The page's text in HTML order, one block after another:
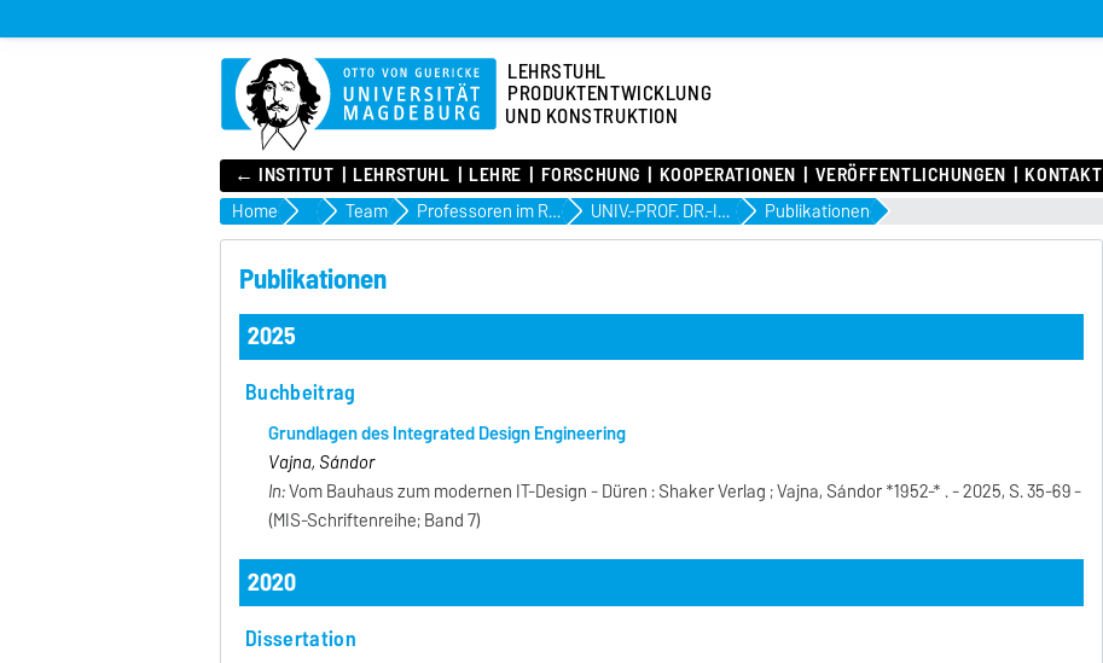
LEHRSTUHL
PRODUKTENTWICKLUNG
UND KONSTRUKTION
← INSTITUT LEHRSTUHL LEHRE FORSCHUNG KOOPERATIONEN VERÖFFENTLICHUNGEN KONTAKT
Home Lehrstuhl
Team Professoren im Ruhestand UNIV.-PROF. DR.-ING. DR. H.C. SÁNDOR VAJNA Publikationen
Publikationen
2025
Buchbeitrag
Grundlagen des Integrated Design Engineering
Vajna, Sándor
In:Vom Bauhaus zum modernen IT-Design - Düren : Shaker Verlag ; Vajna, Sándor *1952-* . - 2025, S. 35-69 -
(MIS-Schriftenreihe; Band 7)
2020
Dissertation